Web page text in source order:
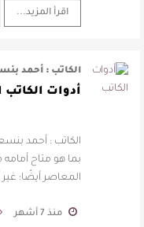
اقرأ المزيد...
الكاتب : أحمد
للطفل بما هو
أدوات
الكاتب : أحمد
بما هو متاح أمامه
المعاصر أيضًا؛
منذ 7 أشهر